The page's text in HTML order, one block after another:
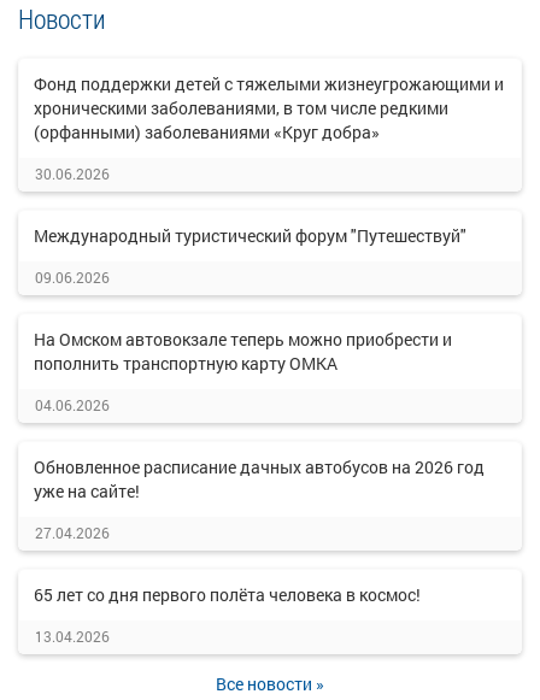
Новости
Фонд поддержки детей с тяжелыми жизнеугрожающими и
хроническими заболеваниями, в том числе редкими
(орфанными) заболеваниями «Круг добра»
30.06.2026
Международный туристический форум "Путешествуй"
09.06.2026
На Омском автовокзале теперь можно приобрести и
пополнить транспортную карту ОМКА
04.06.2026
Обновленное расписание дачных автобусов на 2026 год
уже на сайте!
27.04.2026
65 лет со дня первого полёта человека в космос!
13.04.2026
Все новости »